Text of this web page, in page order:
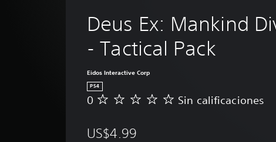
Deus Ex: Mankind
- Tactical Pack
Eidos Interactive Corp
PS4
S
c
0 Sin calificaciones
US$4.99